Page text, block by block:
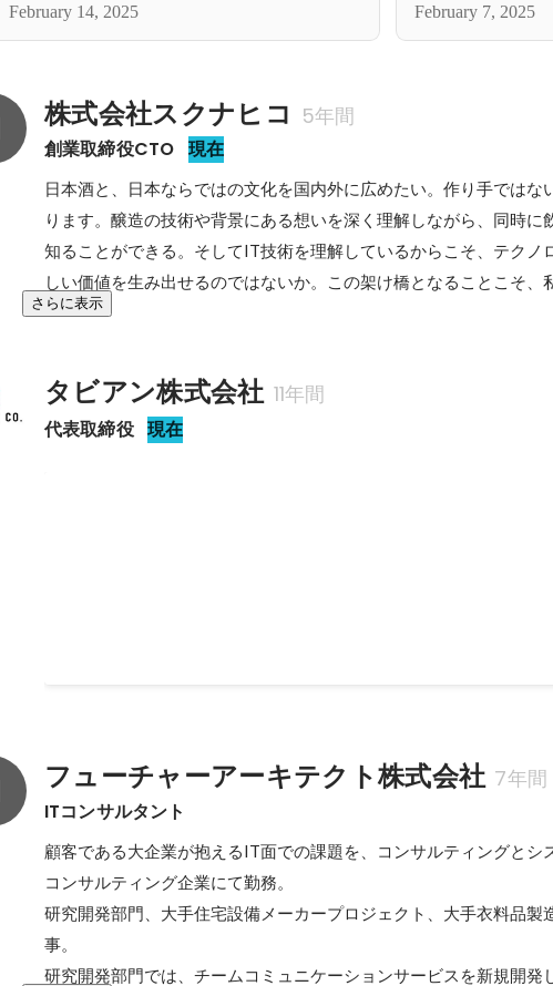
February 14, 2025 February 7, 2025
株式会社スクナヒコ 5年間
創業取締役CTO 現在
日本酒と、日本ならではの文化を国内外に広めたい。作り手ではな
ります。醸造の技術や背景にある想いを深く理解しながら、同時に
知ることができる。そしてIT技術を理解しているからこそ、テクノ
しい価値を生み出せるのではないか。この架け橋となることこそ、
さらに表示
タビアン株式会社 11年間
代表取締役 現在
フューチャーアーキテクト株式会社 7年間
ITコンサルタント
顧客である大企業が抱えるIT面での課題を、コンサルティングとシ
コンサルティング企業にて勤務。
研究開発部門、大手住宅設備メーカープロジェクト、大手衣料品製
事。
研究開発部門では、チームコミュニケーションサービスを新規開発